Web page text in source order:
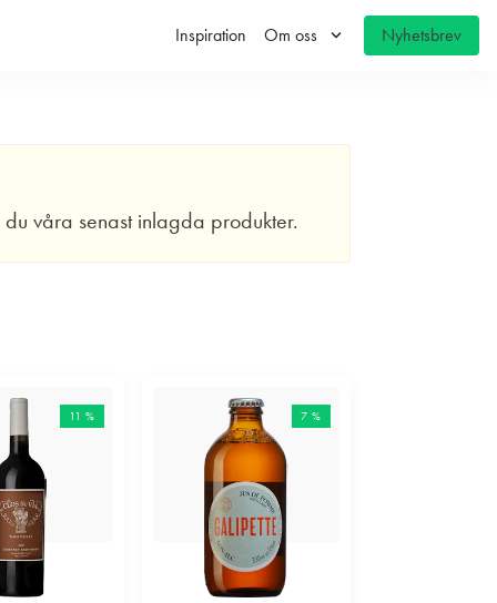
Inspiration Om oss keyboard_arrow_down Nyhetsbrev
våra senast inlagda produkter.
11 % 7 %